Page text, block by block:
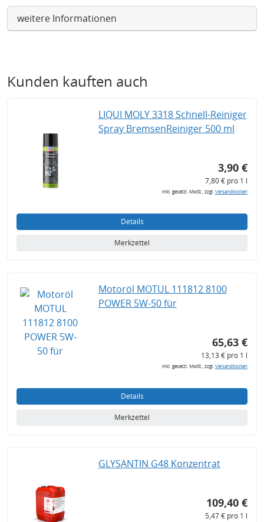
weitere Informationen
Kunden kauften auch
LIQUI MOLY 3318 Schnell-Reiniger
Spray BremsenReiniger 500 ml
3,90 €
7,80 € pro 1 l
inkl. gesetzl. MwSt., zzgl.Versandkosten
Details
Merkzettel
Motoröl MOTUL 111812 8100
POWER 5W-50 für
65,63 €
13,13 € pro 1 l
inkl. gesetzl. MwSt., zzgl.Versandkosten
Details
Merkzettel
GLYSANTIN G48 Konzentrat
109,40 €
5,47 € pro 1 l